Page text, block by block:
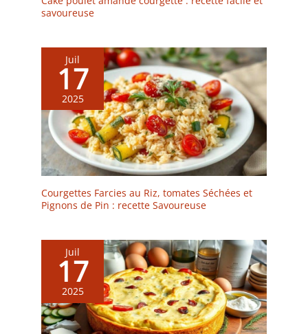
savoureuse
Juil
17
2025
Courgettes Farcies au Riz, tomates Séchées et
Pignons de Pin : recette Savoureuse
Juil
17
2025